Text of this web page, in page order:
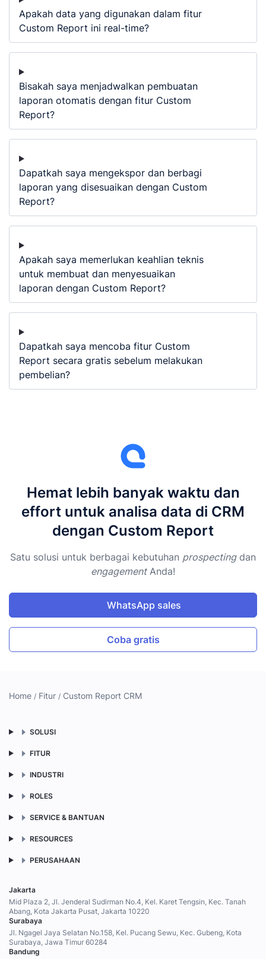
Apakah data yang digunakan dalam fitur
Custom Report ini real-time?
Bisakah saya menjadwalkan pembuatan
laporan otomatis dengan fitur Custom
Report?
Dapatkah saya mengekspor dan berbagi
laporan yang disesuaikan dengan Custom
Report?
Apakah saya memerlukan keahlian teknis
untuk membuat dan menyesuaikan
laporan dengan Custom Report?
Dapatkah saya mencoba fitur Custom
Report secara gratis sebelum melakukan
pembelian?
Hemat lebih banyak waktu dan
effort untuk analisa data di CRM
dengan Custom Report
Satu solusi untuk berbagai kebutuhan prospectingdan
engagementAnda!
WhatsApp sales
Coba gratis
Home Fitur Custom Report CRM
SOLUSI
FITUR
INDUSTRI
ROLES
SERVICE & BANTUAN
RESOURCES
PERUSAHAAN
Jakarta
Mid Plaza 2, Jl. Jenderal Sudirman No.4, Kel. Karet Tengsin, Kec. Tanah
Abang, Kota Jakarta Pusat, Jakarta 10220
Surabaya
Jl. Ngagel Jaya Selatan No.158, Kel. Pucang Sewu, Kec. Gubeng, Kota
Surabaya, Jawa Timur 60284
Bandung